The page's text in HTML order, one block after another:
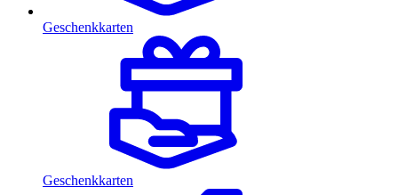
Geschenkkarten
Geschenkkarten